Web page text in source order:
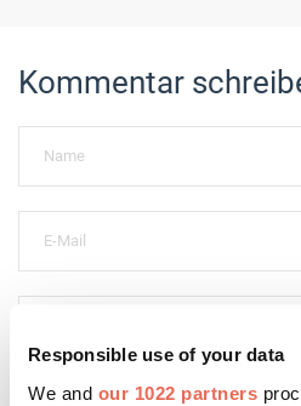
Responsible use of your data
We and our 1022 partners
Kommentar
Bitte geben Sie "Kommentar"